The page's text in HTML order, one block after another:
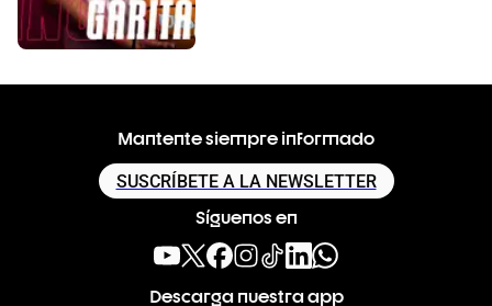
Mantente siempre informado
SUSCRÍBETE A LA NEWSLETTER
Síguenos en
Descarga nuestra app